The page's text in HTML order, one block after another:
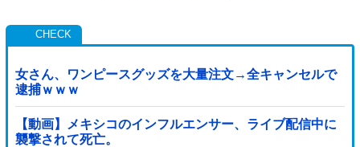
女さん、ワンピースグッズを大量注文→全キャンセルで
逮捕ｗｗｗ
【動画】メキシコのインフルエンサー、ライブ配信中に
襲撃されて死亡。